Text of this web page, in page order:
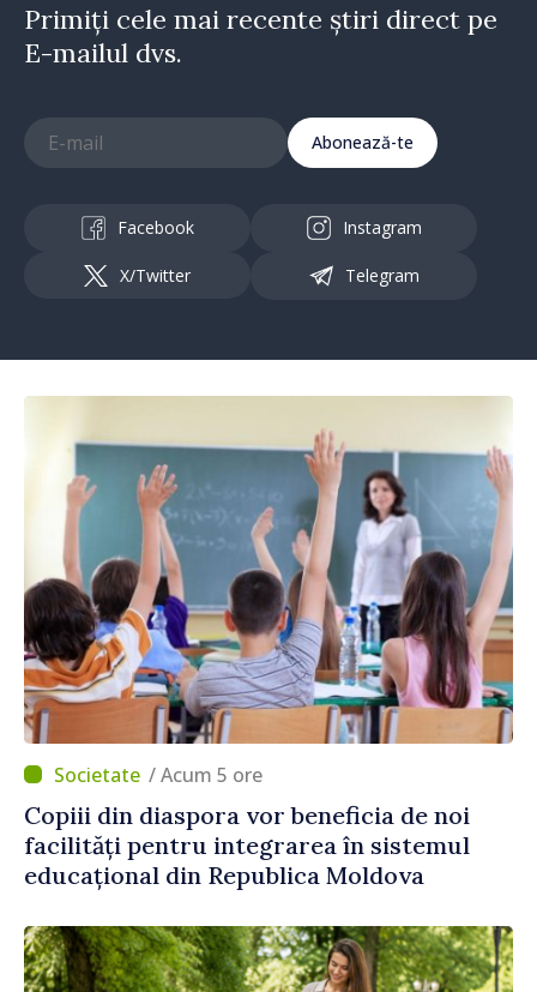
Primiți cele mai recente știri direct pe
E-mailul dvs.
Abonează-te
Facebook Instagram
X/Twitter Telegram
/ Acum 5 ore
Copiii din diaspora vor beneficia de noi
facilități pentru integrarea în sistemul
educațional din Republica Moldova